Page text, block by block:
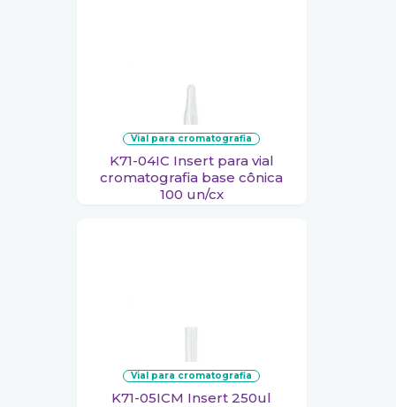
vial para cromatografia
K71-04IC Insert para vial
cromatografia base cônica
100 un/cx
vial para cromatografia
K71-05ICM Insert 250ul